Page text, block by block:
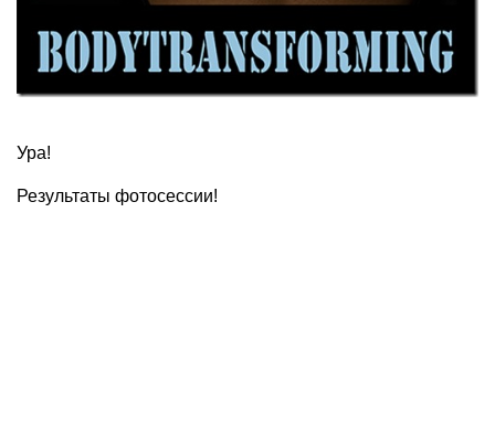
Ура!
Результаты фотосессии!